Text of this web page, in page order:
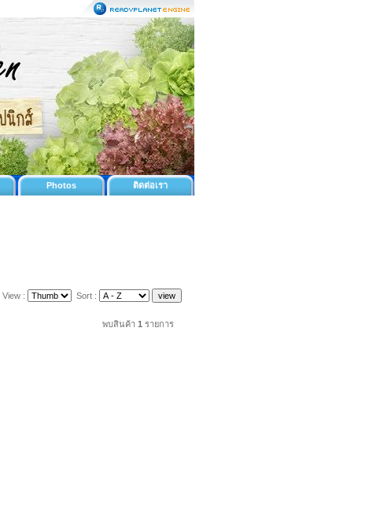
Photos ติดต่อเรา
View : Sort :
พบสินค้า1 รายการ